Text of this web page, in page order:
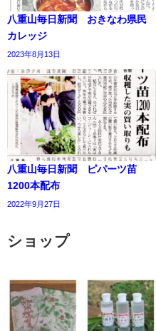
八重山毎日新聞 おきなわ県民
カレッジ
2023年8月13日
八重山毎日新聞 ピパーツ苗
1200本配布
2022年9月27日
ショップ